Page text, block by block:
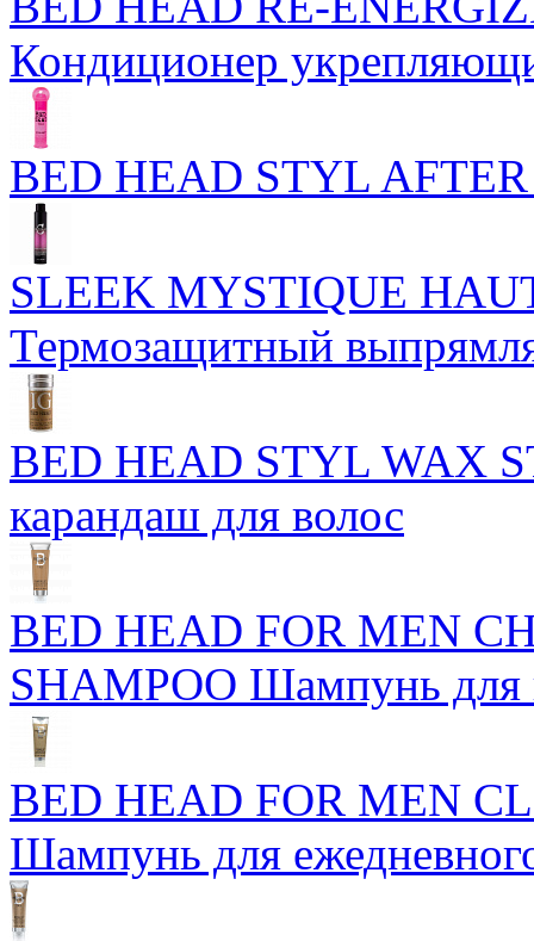
Кондиционер
BED HEAD STYL
SLEEK MYSTIQUE
Термозащитный
BED HEAD STYL WAX
карандаш для волос
BED HEAD FOR MEN
SHAMPOO Шампунь для
BED HEAD FOR MEN
Шампунь для